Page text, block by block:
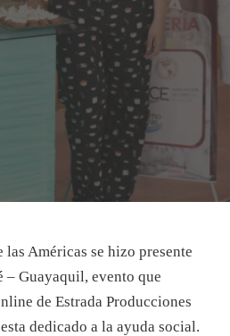
Américas se hizo presente
– Guayaquil, evento que
de Estrada Producciones
dedicado a la ayuda social.